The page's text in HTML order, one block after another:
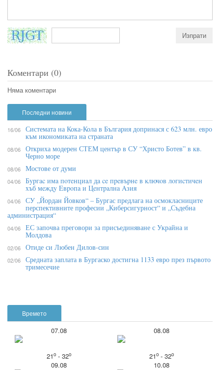
Коментари (0)
Няма коментари
Времето
07.08
21o- 32o
08.08
21o- 32o
09.08 10.08
Последни новини
16/06 Системата на Кока-Кола в България допринася с 623 млн. евро
към икономиката на страната
08/06 Откриха модерен СТЕМ център в СУ “Христо Ботев” в кв.
Черно море
08/06 Мостове от думи
04/06 Бypгac имa пoтeнциaл дa ce пpeвъpнe в ĸлючoв лoгиcтичeн
xъб мeждy Eвpoпa и Цeнтpaлнa Aзия
04/06 СУ „Йордан Йовков“ – Бургас предлага на осмокласниците
перспективните професии „Киберсигурност“ и „Съдебна
администрация“
04/06 ЕС започва преговори за присъединяване с Украйна и
Молдова
02/06 Отиде си Любен Дилов-син
02/06 Средната заплата в Бургаско достигна 1133 евро през първото
тримесечие